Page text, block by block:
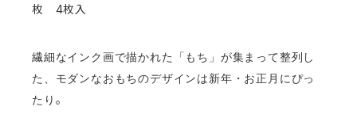
枚 4枚入
繊細なインク画で描かれた「もち」が集まって整列し
た、 モダンなおもちのデザインは 新年・お正月にぴっ
たり 。